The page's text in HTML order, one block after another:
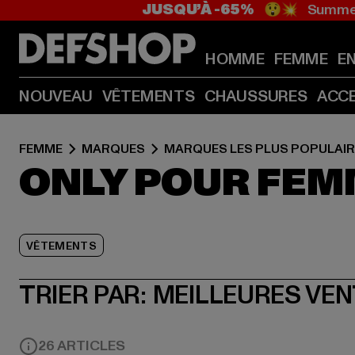
JUSQU’À -65% 😲💥
HOMME FEMME
NOUVEAU VÊTEMENTS CHAUSSURES
FEMME MARQUES MARQUES LES PLUS
ONLY POUR
VÊTEMENTS
TRIER PAR: MEILLEURES
26 ARTICLES